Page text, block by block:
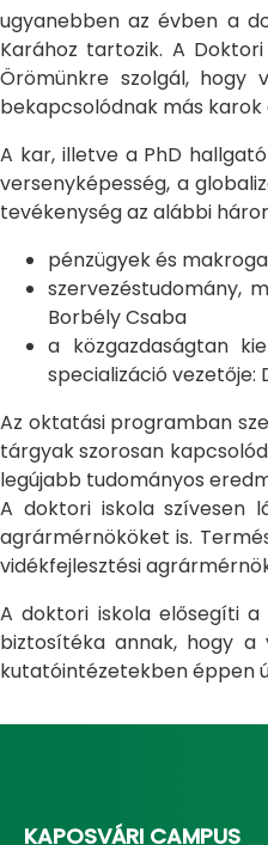
ugyanebben az évben a
Karához tartozik. A
Örömünkre szolgál,
bekapcsolódnak más
A kar, illetve a PhD
versenyképesség, a
tevékenység az alábbi
pénzügyek és
szervezéstudomány,
Borbély Csaba
a közgazdaságtan
specializáció vezetője:
Az oktatási programban
tárgyak szorosan
legújabb tudományos
A doktori iskola szívesen
agrármérnököket is.
vidékfejlesztési
A doktori iskola elősegíti
biztosítéka annak, hogy a
kutatóintézetekben éppen
KAPOSVÁRI CAMPUS